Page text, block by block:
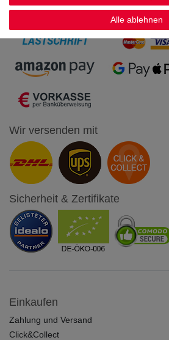
Wir versenden mit
Sicherheit & Zertifikate
Einkaufen
Zahlung und Versand
Click&Collect
Alle ablehnen